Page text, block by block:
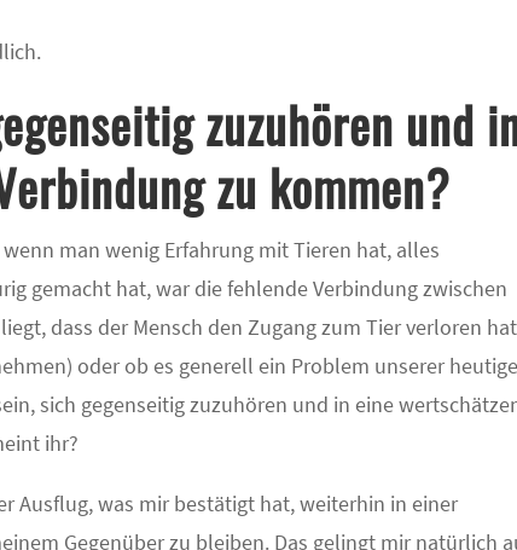
zuzuhören und
zu kommen?
man wenig Erfahrung mit Tieren hat, alles
gemacht hat, war die fehlende Verbindung zwischen
dass der Mensch den Zugang zum Tier verloren hat
oder ob es generell ein Problem unserer
sich gegenseitig zuzuhören und in eine
ihr?
Ausflug, was mir bestätigt hat, weiterhin in einer
Gegenüber zu bleiben. Das gelingt mir natürlich